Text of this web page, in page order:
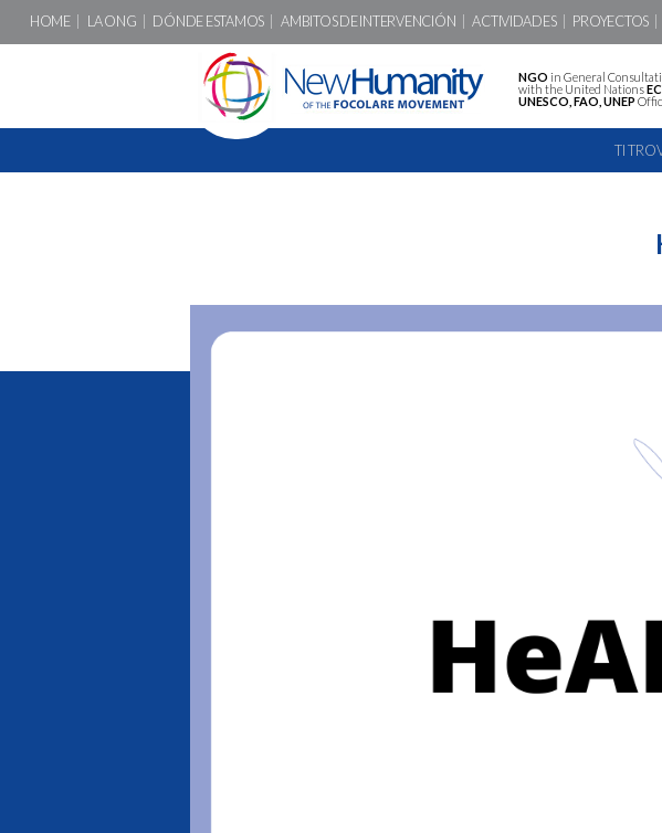
HOME LA ONG DÓNDE ESTAMOS AMBITOS DE INTERVENCIÓN ACTIVIDADES PROYECTOS
NGO in General
with the United Nations
UNESCO, FAO, UNEP
TI